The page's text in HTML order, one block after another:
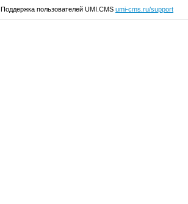
Поддержка пользователей UMI.CMS umi-cms.ru/support